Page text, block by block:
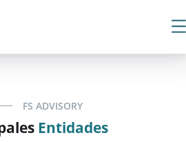
FS ADVISORY
Entidades